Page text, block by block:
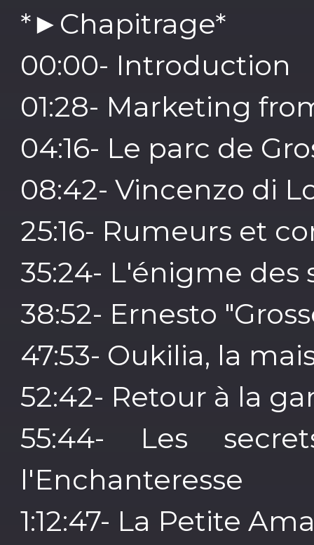
*►Chapitrage*
00:00- Introduction
01:28- Marketing
04:16- Le parc de
08:42- Vincenzo di
25:16- Rumeurs et
35:24- L'énigme des
38:52- Ernesto
47:53- Oukilia, la
52:42- Retour à la
55:44- Les
l'Enchanteresse
1:12:47- La Petite